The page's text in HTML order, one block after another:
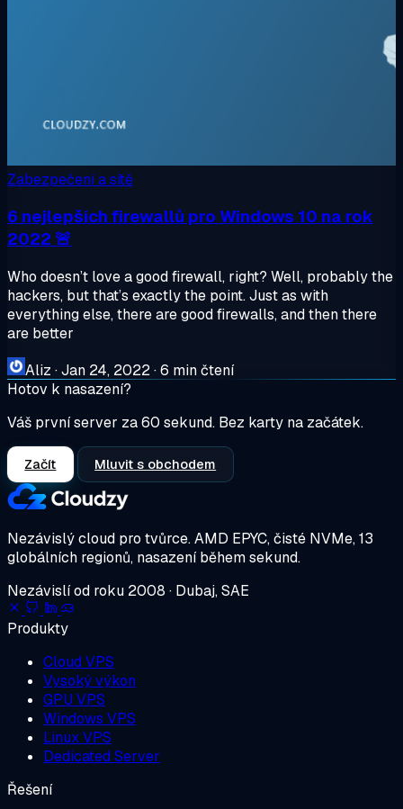
Zabezpečení a sítě
6 nejlepších firewallů pro Windows 10 na rok
2022 🚨
Who doesn’t love a good firewall, right? Well, probably the
hackers, but that’s exactly the point. Just as with
everything else, there are good firewalls, and then there
are better
Aliz ·Jan 24, 2022·6 min čtení
Hotov k nasazení?
Váš první server za 60 sekund. Bez karty na začátek.
Začít Mluvit s obchodem
Nezávislý cloud pro tvůrce.AMD EPYC, čisté NVMe, 13
globálních regionů, nasazení během sekund.
Nezávislí od roku 2008 · Dubaj, SAE
Produkty
Cloud VPS
Vysoký výkon
GPU VPS
Windows VPS
Linux VPS
Dedicated Server
Řešení